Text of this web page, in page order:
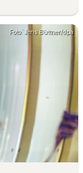
Foto: Jens Büttner/dpa